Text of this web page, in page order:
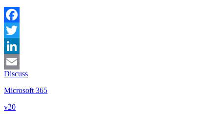
Facebook
Twitter
LinkedIn
Email
Discuss
Microsoft 365
v20